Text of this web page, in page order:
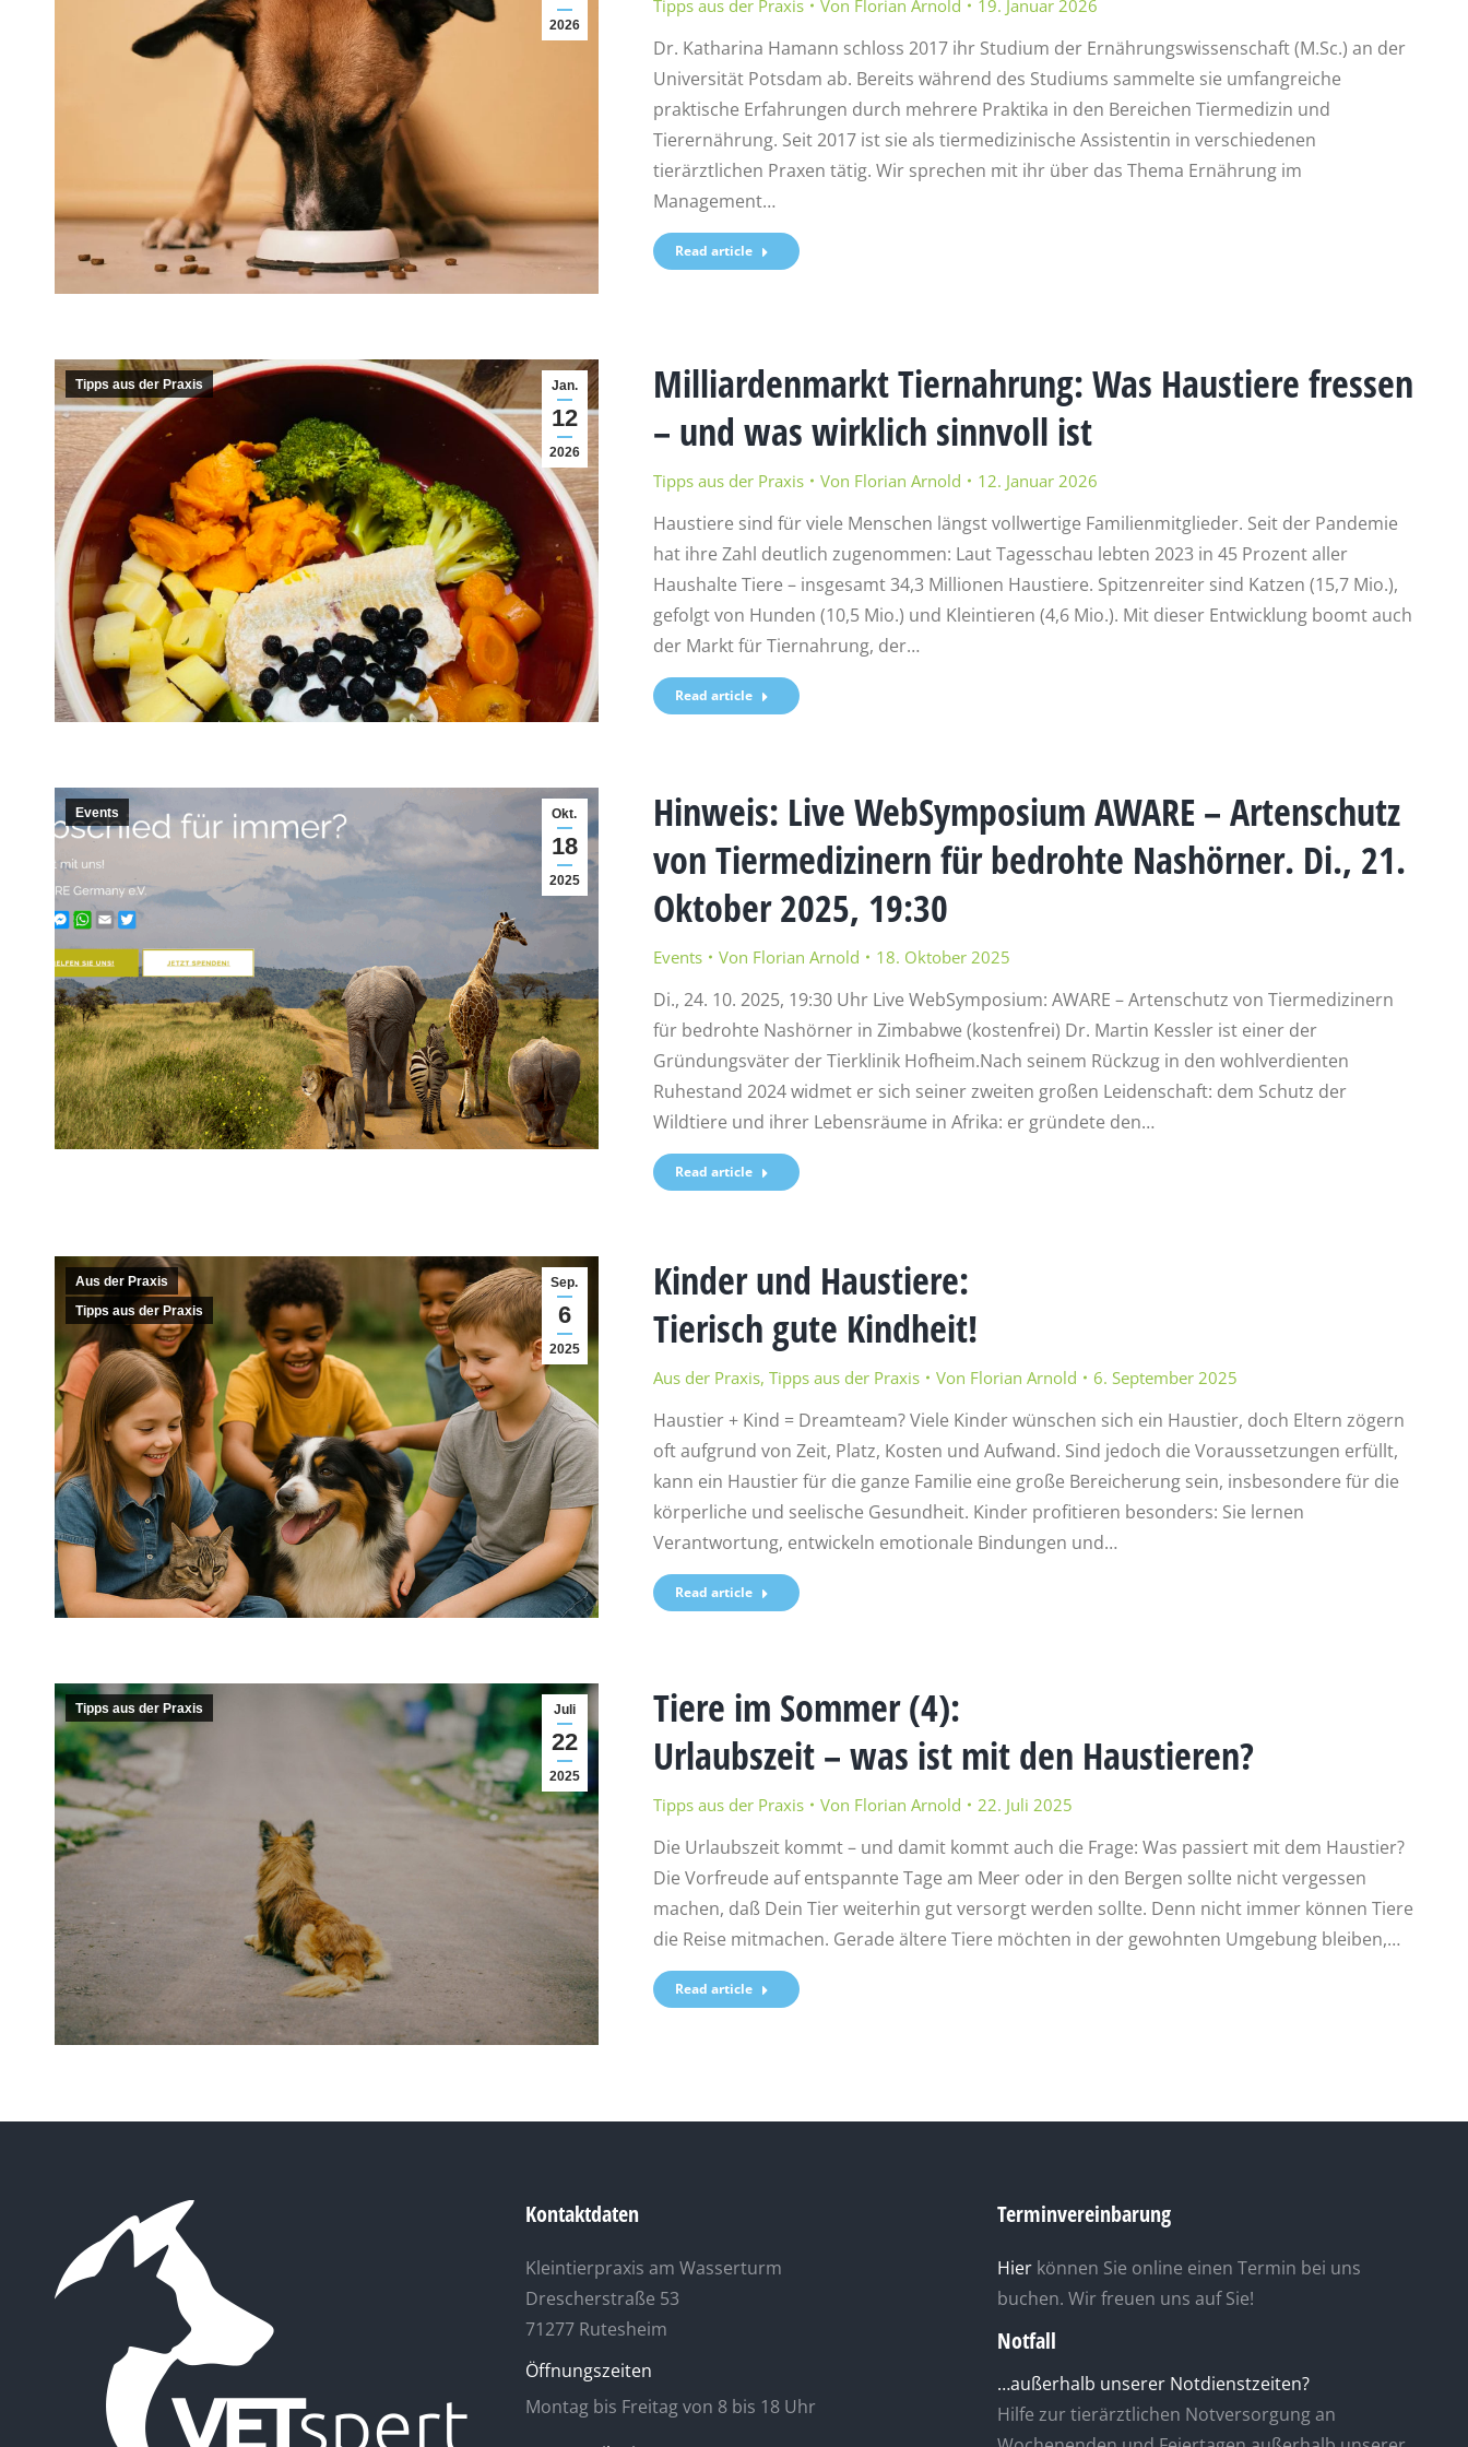
2026
Tipps aus der Praxis Von Florian Arnold 19. Januar 2026
Dr. Katharina Hamann schloss 2017 ihr Studium der Ernährungswissenschaft (M.Sc.) an der
Universität Potsdam ab. Bereits während des Studiums sammelte sie umfangreiche
praktische Erfahrungen durch mehrere Praktika in den Bereichen Tiermedizin und
Tierernährung. Seit 2017 ist sie als tiermedizinische Assistentin in verschiedenen
tierärztlichen Praxen tätig. Wir sprechen mit ihr über das Thema Ernährung im
Management…
Read article
Jan.
12
2026
Tipps aus der Praxis
Milliardenmarkt Tiernahrung: Was Haustiere fressen
– und was wirklich sinnvoll ist
Tipps aus der Praxis Von Florian Arnold 12. Januar 2026
Haustiere sind für viele Menschen längst vollwertige Familienmitglieder. Seit der Pandemie
hat ihre Zahl deutlich zugenommen: Laut Tagesschau lebten 2023 in 45 Prozent aller
Haushalte Tiere – insgesamt 34,3 Millionen Haustiere. Spitzenreiter sind Katzen (15,7 Mio.),
gefolgt von Hunden (10,5 Mio.) und Kleintieren (4,6 Mio.). Mit dieser Entwicklung boomt auch
der Markt für Tiernahrung, der…
Read article
Okt.
18
2025
Events
Hinweis: Live WebSymposium AWARE – Artenschutz
von Tiermedizinern für bedrohte Nashörner. Di., 21.
Oktober 2025, 19:30
Events Von Florian Arnold 18. Oktober 2025
Di., 24. 10. 2025, 19:30 Uhr Live WebSymposium: AWARE – Artenschutz von Tiermedizinern
für bedrohte Nashörner in Zimbabwe (kostenfrei) Dr. Martin Kessler ist einer der
Gründungsväter der Tierklinik Hofheim.Nach seinem Rückzug in den wohlverdienten
Ruhestand 2024 widmet er sich seiner zweiten großen Leidenschaft: dem Schutz der
Wildtiere und ihrer Lebensräume in Afrika: er gründete den…
Read article
Sep.
6
2025
Aus der Praxis
Tipps aus der Praxis
Kinder und Haustiere:
Tierisch gute Kindheit!
Aus der Praxis, Tipps aus der Praxis Von Florian Arnold 6. September 2025
Haustier + Kind = Dreamteam? Viele Kinder wünschen sich ein Haustier, doch Eltern zögern
oft aufgrund von Zeit, Platz, Kosten und Aufwand. Sind jedoch die Voraussetzungen erfüllt,
kann ein Haustier für die ganze Familie eine große Bereicherung sein, insbesondere für die
körperliche und seelische Gesundheit. Kinder profitieren besonders: Sie lernen
Verantwortung, entwickeln emotionale Bindungen und…
Read article
Juli
22
2025
Tipps aus der Praxis
Tiere im Sommer (4):
Urlaubszeit – was ist mit den Haustieren?
Tipps aus der Praxis Von Florian Arnold 22. Juli 2025
Die Urlaubszeit kommt – und damit kommt auch die Frage: Was passiert mit dem Haustier?
Die Vorfreude auf entspannte Tage am Meer oder in den Bergen sollte nicht vergessen
machen, daß Dein Tier weiterhin gut versorgt werden sollte. Denn nicht immer können Tiere
die Reise mitmachen. Gerade ältere Tiere möchten in der gewohnten Umgebung bleiben,…
Read article
Kontaktdaten
Kleintierpraxis am Wasserturm
Drescherstraße 53
71277 Rutesheim
Öffnungszeiten
Montag bis Freitag von 8 bis 18 Uhr
Terminvereinbarung
Hierkönnen Sie online einen Termin bei uns
buchen. Wir freuen uns auf Sie!
Notfall
…außerhalb unserer Notdienstzeiten?
Hilfe zur tierärztlichen Notversorgung an